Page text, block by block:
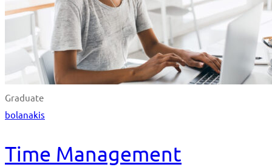
Graduate
bolanakis
Time Management